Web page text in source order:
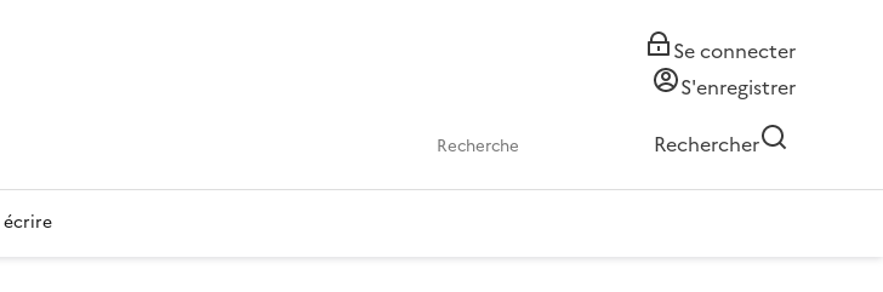
Se connecter
S'enregistrer
Rechercher
écrire